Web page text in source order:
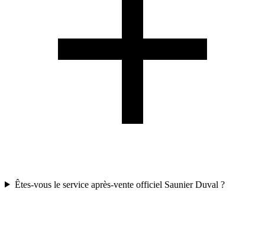
Êtes-vous le service après-vente officiel Saunier Duval ?